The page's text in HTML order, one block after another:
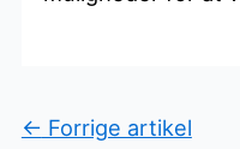
← Forrige artikel